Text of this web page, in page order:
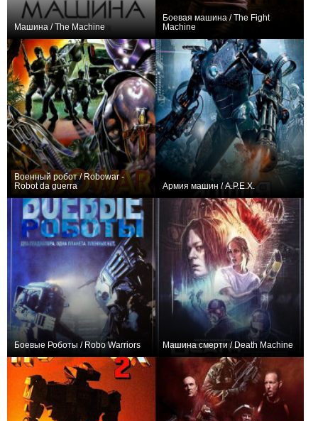
Машина / The Machine
Боевая машина / The Fight
Machine
Военный робот / Robowar -
Robot da guerra
Армия машин / A.P.E.X.
Боевые Роботы / Robo Warriors Машина смерти / Death Machine